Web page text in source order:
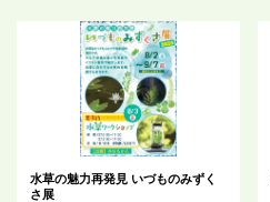
水草の魅力再発見 いづものみずく
さ展